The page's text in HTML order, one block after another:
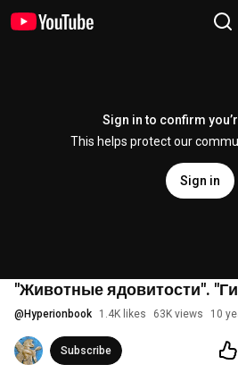
Sign in to confirm
This helps protect our
Sign in
"Животные ядовитости".
@ Hyperionbook 1.4K likes 63K views 10
Subscribe